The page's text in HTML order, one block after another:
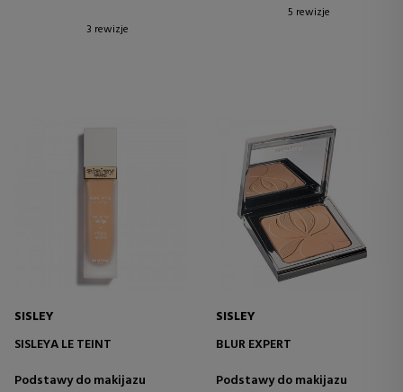
3 rewizje
5 rewizje
SISLEY
SISLEYA LE TEINT
Podstawy do makijazu
SISLEY
BLUR EXPERT
Podstawy do makijazu